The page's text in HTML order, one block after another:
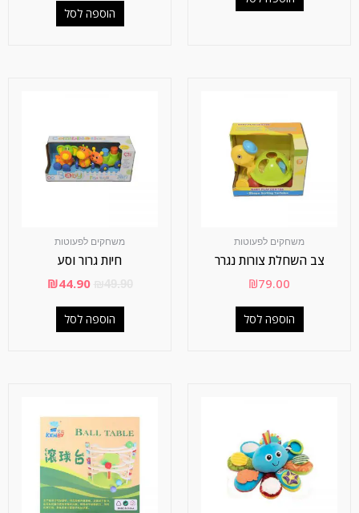
משחקים לפעוטות
צב השחלת צורות נגרר
₪79.00
הוספה לסל
משחקים לפעוטות
חיות גרור וסע
₪44.90
הוספה לסל
הוספה לסל